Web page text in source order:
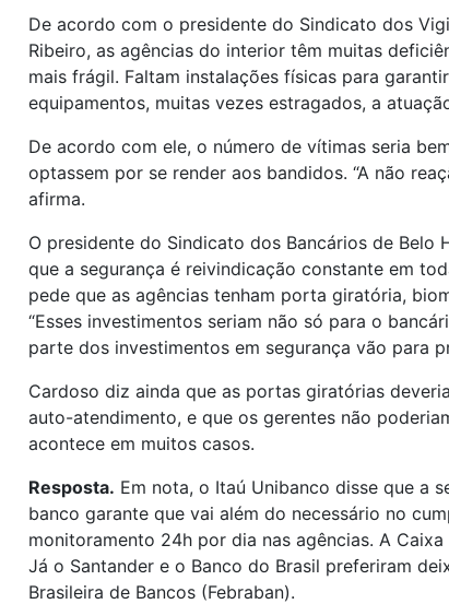
De acordo com o presidente do Sindicato dos
Ribeiro, as agências do interior têm muitas
mais frágil. Faltam instalações físicas para
equipamentos, muitas vezes estragados, a
De acordo com ele, o número de vítimas seria
optassem por se render aos bandidos. “A não
afirma.
O presidente do Sindicato dos Bancários de
que a segurança é reivindicação constante em
pede que as agências tenham porta giratória,
“Esses investimentos seriam não só para o
parte dos investimentos em segurança vão para
Cardoso diz ainda que as portas giratórias
auto-atendimento, e que os gerentes não
acontece em muitos casos.
Resposta. Em nota, o Itaú Unibanco disse que a
banco garante que vai além do necessário no
monitoramento 24h por dia nas agências. A
Já o Santander e o Banco do Brasil preferiram
Brasileira de Bancos (Febraban).